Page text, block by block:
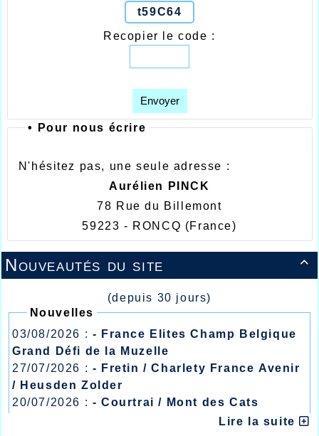

Nouveautés du site
(depuis 30 jours)
Nouvelles
03/08/2026 : - France Elites Champ Belgique
Grand Défi de la Muzelle
27/07/2026 : - Fretin / Charlety France Avenir
/ Heusden Zolder
20/07/2026 : - Courtrai / Mont des Cats
- Lyon / Meeting Abeilles /Lire la suite
t59C64
Recopier le code :
Envoyer
• Pour nous écrire
N'hésitez pas, une seule adresse :
Aurélien PINCK
78 Rue du Billemont
59223 - RONCQ (France)